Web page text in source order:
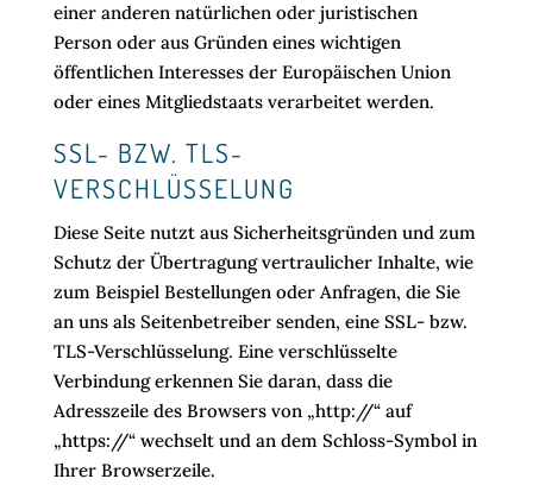
einer anderen natürlichen oder juristischen
Person oder aus Gründen eines wichtigen
öffentlichen Interesses der Europäischen Union
oder eines Mitgliedstaats verarbeitet werden.
SSL- BZW. TLS-
VERSCHLÜSSELUNG
Diese Seite nutzt aus Sicherheitsgründen und zum
Schutz der Übertragung vertraulicher Inhalte, wie
zum Beispiel Bestellungen oder Anfragen, die Sie
an uns als Seitenbetreiber senden, eine SSL- bzw.
TLS-Verschlüsselung. Eine verschlüsselte
Verbindung erkennen Sie daran, dass die
Adresszeile des Browsers von „http://“ auf
„https://“ wechselt und an dem Schloss-Symbol in
Ihrer Browserzeile.